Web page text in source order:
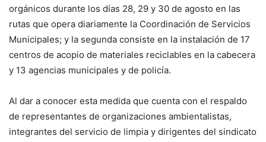
orgánicos durante los días 28, 29 y 30 de agosto en las
rutas que opera diariamente la Coordinación de Servicios
Municipales; y la segunda consiste en la instalación de 17
centros de acopio de materiales reciclables en la cabecera
y 13 agencias municipales y de policía.
Al dar a conocer esta medida que cuenta con el respaldo
de representantes de organizaciones ambientalistas,
integrantes del servicio de limpia y dirigentes del sindicato